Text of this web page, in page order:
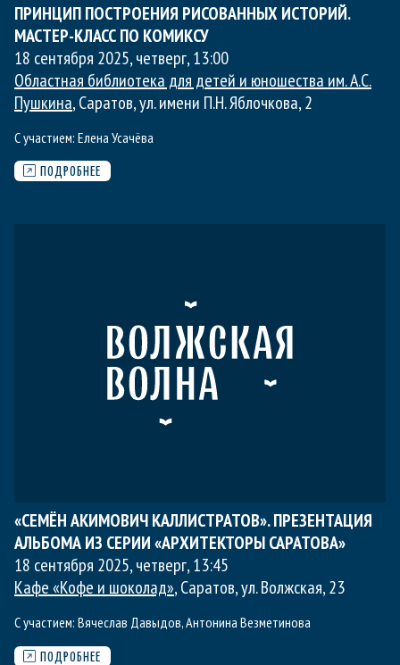
ПРИНЦИП ПОСТРОЕНИЯ РИСОВАННЫХ ИСТОРИЙ.
МАСТЕР-КЛАСС ПО КОМИКСУ
18 сентября 2025, четверг,13:00
Областная библиотека для детей и юношества им. А.С.
Пушкина, Саратов, ул. имени П.Н. Яблочкова, 2
С участием: Елена Усачёва
ПОДРОБНЕЕ
«СЕМЁН АКИМОВИЧ КАЛЛИСТРАТОВ». ПРЕЗЕНТАЦИЯ
АЛЬБОМА ИЗ СЕРИИ «АРХИТЕКТОРЫ САРАТОВА»
18 сентября 2025, четверг,13:45
Кафе «Кофе и шоколад», Саратов, ул. Волжская, 23
С участием: Вячеслав Давыдов,Антонина Везметинова
ПОДРОБНЕЕ